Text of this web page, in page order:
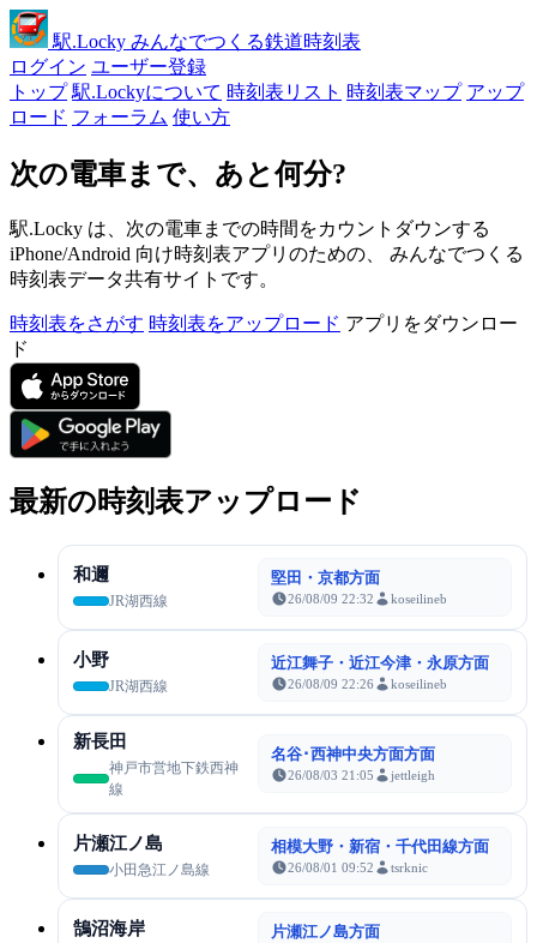
駅.Locky みんなでつくる鉄道時刻表
ログイン ユーザー登録
トップ 駅.Lockyについて 時刻表リスト 時刻表マップ アップ
ロード フォーラム 使い方
次の電車まで、あと何分?
駅.Locky は、次の電車までの時間をカウントダウンする
iPhone/Android 向け時刻表アプリのための、 みんなでつくる
時刻表データ共有サイトです。
時刻表をさがす 時刻表をアップロード アプリをダウンロー
ド
最新の時刻表アップロード
和邇
JR湖西線
堅田・京都方面
26/08/09 22:32 koseilineb
小野
JR湖西線
近江舞子・近江今津・永原方面
26/08/09 22:26 koseilineb
新長田
神戸市営地下鉄西神
線
名谷･西神中央方面方面
26/08/03 21:05 jettleigh
片瀬江ノ島
小田急江ノ島線
相模大野・新宿・千代田線方面
26/08/01 09:52 tsrknic
鵠沼海岸 片瀬江ノ島方面